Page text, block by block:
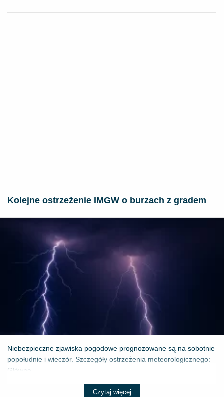
Kolejne ostrzeżenie IMGW o burzach z gradem
Niebezpieczne zjawiska pogodowe prognozowane są na sobotnie
popołudnie i wieczór. Szczegóły ostrzeżenia meteorologicznego:
Główne ...
Czytaj więcej